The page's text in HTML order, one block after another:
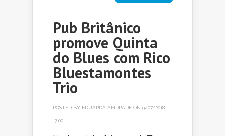
Pub Britânico
promove Quinta
do Blues com Rico
Bluestamontes
Trio
POSTED BY EDUARDA ANDRADE ON 9/07/2018,
17:00